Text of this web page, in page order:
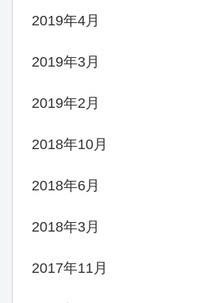
2019年4月
2019年3月
2019年2月
2018年10月
2018年6月
2018年3月
2017年11月